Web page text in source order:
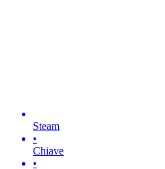
Steam
•
Chiave
•